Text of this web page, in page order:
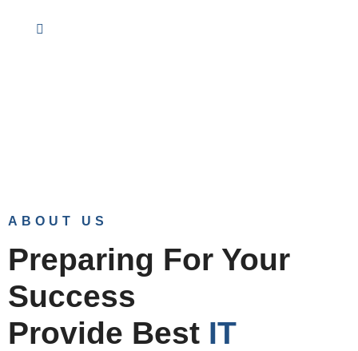
ABOUT US
Preparing For Your
Success
Provide Best IT